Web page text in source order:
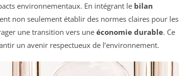
environnementaux. En intégrant le bilan
non seulement établir des normes claires pour les
une transition vers une économie durable. Ce
un avenir respectueux de l’environnement.